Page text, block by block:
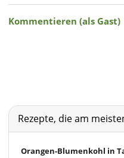
Rezepte, die am
Orangen-Blumenkohl in